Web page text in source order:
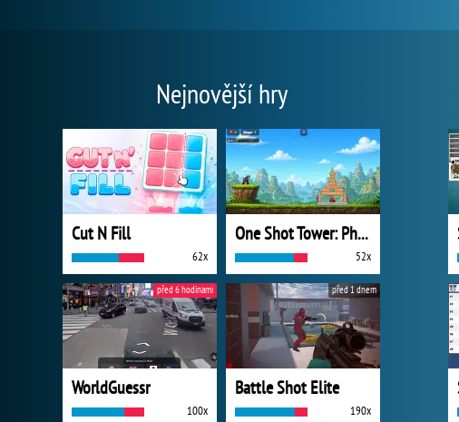
Nejnovější hry
Cut N Fill
62x
One Shot Tower: Physics Destroyer
52x
WorldGuessr
100x
před 6 hodinami
Battle Shot Elite
190x
před 1 dnem